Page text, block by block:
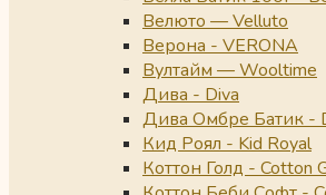
Велюто — Velluto
Верона - VERONA
Вултайм — Wooltime
Дива - Diva
Дива Омбре Батик -
Кид Роял - Kid Royal
Коттон Голд - Cotton